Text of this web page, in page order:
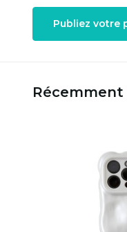
Publiez votre